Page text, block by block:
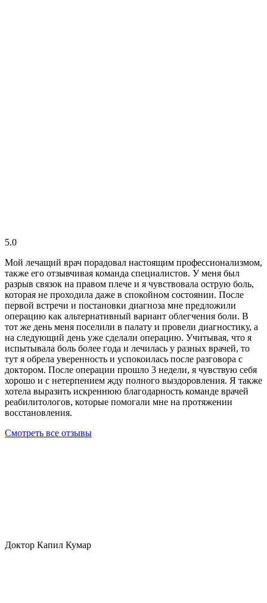
5.0
Мой лечащий врач порадовал настоящим профессионализмом,
также его отзывчивая команда специалистов. У меня был
разрыв связок на правом плече и я чувствовала острую боль,
которая не проходила даже в спокойном состоянии. После
первой встречи и постановки диагноза мне предложили
операцию как альтернативный вариант облегчения боли. В
тот же день меня поселили в палату и провели диагностику, а
на следующий день уже сделали операцию. Учитывая, что я
испытывала боль более года и лечилась у разных врачей, то
тут я обрела уверенность и успокоилась после разговора с
доктором. После операции прошло 3 недели, я чувствую себя
хорошо и с нетерпением жду полного выздоровления. Я также
хотела выразить искреннюю благодарность команде врачей
реабилитологов, которые помогали мне на протяжении
восстановления.
Смотреть все отзывы
Доктор Капил Кумар